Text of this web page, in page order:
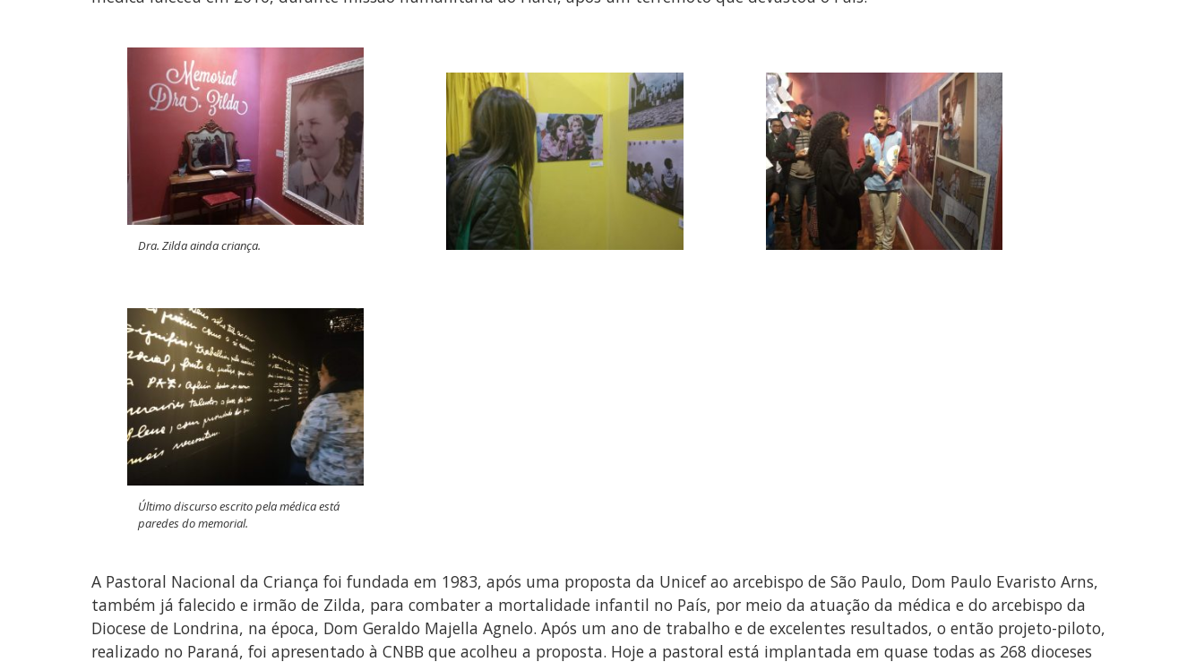
Dra. Zilda ainda criança.
Último discurso escrito pela médica está
paredes do memorial.
A Pastoral Nacional da Criança foi fundada em 1983, após uma proposta da Unicef ao arcebispo de São Paulo, Dom Paulo Evaristo Arns,
também já falecido e irmão de Zilda, para combater a mortalidade infantil no País, por meio da atuação da médica e do arcebispo da
Diocese de Londrina, na época, Dom Geraldo Majella Agnelo. Após um ano de trabalho e de excelentes resultados, o então projeto-piloto,
realizado no Paraná, foi apresentado à CNBB que acolheu a proposta. Hoje a pastoral está implantada em quase todas as 268 dioceses